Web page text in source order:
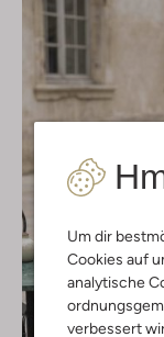
Um dir
Cookies auf
analytische
verbessert